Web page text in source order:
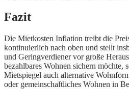
Fazit
Die Mietkosten Inflation treibt die
kontinuierlich nach oben und stellt
und Geringverdiener vor große
bezahlbares Wohnen sichern möchte,
Mietspiegel auch alternative
oder gemeinschaftliches Wohnen in